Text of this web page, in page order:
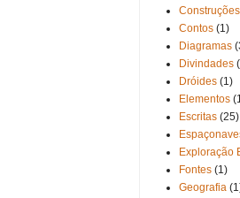
Construções
Contos (1)
Diagramas
Divindades
Dróides (1)
Elementos
Escritas (25)
Exploração
Fontes (1)
Geografia